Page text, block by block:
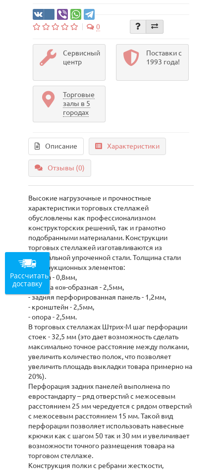
0
Сервисный
центр
Поставки с
1993 года!
Торговые
залы в 5
городах
Описание Характеристики
Отзывы (0)
Высокие нагрузочные и прочностные
характеристики торговых стеллажей
обусловлены как профессионализмом
конструкторских решений, так и грамотно
подобранными материалами. Конструкции
торговых стеллажей изготавливаются из
специальной упроченной стали. Толщина стали
конструкционных элементов:
- полка - 0,8мм,
- стойка «о»-образная - 2,5мм,
- задняя перфорированная панель - 1,2мм,
- кронштейн - 2,5мм,
- опора - 2,5мм.
В торговых стеллажах Штрих-М шаг перфорации
стоек - 32,5 мм (это дает возможность сделать
максимально точное расстояние между полками,
увеличить количество полок, что позволяет
увеличить площадь выкладки товара примерно на
20%).
Перфорация задних панелей выполнена по
евростандарту – ряд отверстий с межосевым
расстоянием 25 мм чередуется с рядом отверстий
с межосевым расстоянием 15 мм. Такой вид
перфорации позволяет использовать навесные
крючки как с шагом 50 так и 30 мм и увеличивает
возможности точного размещения товара на
торговом стеллаже.
Конструкция полки с ребрами жесткости,
Рассчитать
доставку